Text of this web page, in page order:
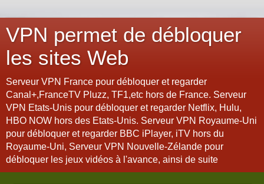
VPN permet de débloquer
les sites Web
Serveur VPN France pour débloquer et regarder
Canal+,FranceTV Pluzz, TF1,etc hors de France. Serveur
VPN Etats-Unis pour débloquer et regarder Netflix, Hulu,
HBO NOW hors des Etats-Unis. Serveur VPN Royaume-Uni
pour débloquer et regarder BBC iPlayer, iTV hors du
Royaume-Uni, Serveur VPN Nouvelle-Zélande pour
débloquer les jeux vidéos à l'avance, ainsi de suite